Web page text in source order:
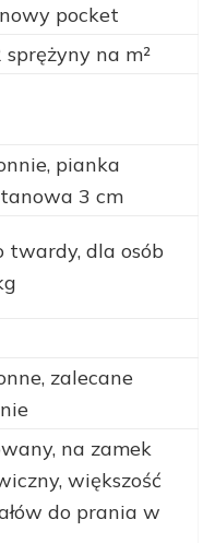
pocket
sprężyny na m²
pianka
3 cm
twardy, dla osób
zalecane
na zamek
większość
do prania w